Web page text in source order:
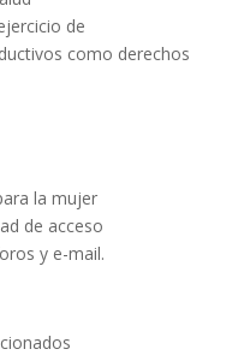
de
como derechos
la mujer
de acceso
y e-mail.